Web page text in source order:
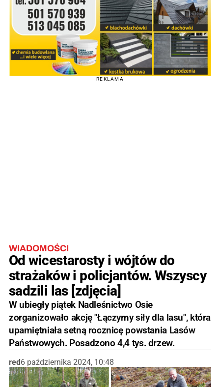
REKLAMA
WIADOMOŚCI
Od wicestarosty i wójtów do
strażaków i policjantów. Wszyscy
sadzili las [zdjęcia]
W ubiegły piątek Nadleśnictwo Osie
zorganizowało akcję "Łączymy siły dla lasu", która
upamiętniała setną rocznicę powstania Lasów
Państwowych. Posadzono 4,4 tys. drzew.
red 6 października 2024, 10:48